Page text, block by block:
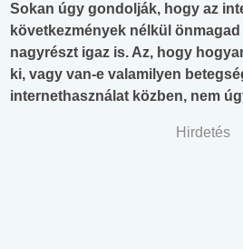
Sokan úgy gondolják, hogy az
következmények nélkül önmagad
nagyrészt igaz is. Az, hogy
ki, vagy van-e valamilyen
internethasználat közben, nem
Hirdetés